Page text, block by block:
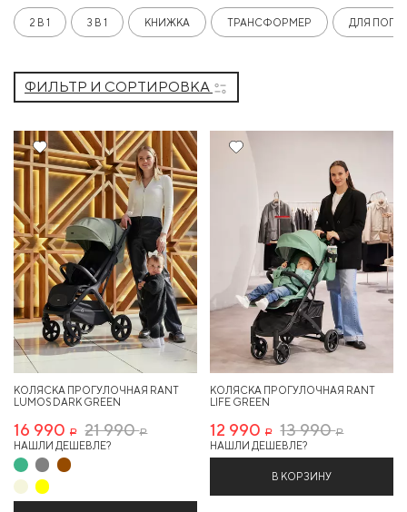
2 В 1 3 В 1 КНИЖКА ТРАНСФОРМЕР ДЛЯ
ФИЛЬТР И СОРТИРОВКА
22%
КОЛЯСКА ПРОГУЛОЧНАЯ RANT
LUMOS DARK GREEN
16 990 Р 21 990Р
НАШЛИ ДЕШЕВЛЕ?
7%
КОЛЯСКА ПРОГУЛОЧНАЯ RANT
LIFE GREEN
12 990 Р 13 990Р
НАШЛИ ДЕШЕВЛЕ?
В КОРЗИНУ